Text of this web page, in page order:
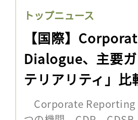
トップニュース
【国際】
Dialogue、主要
テリアリティ」比
Corporate Reporting